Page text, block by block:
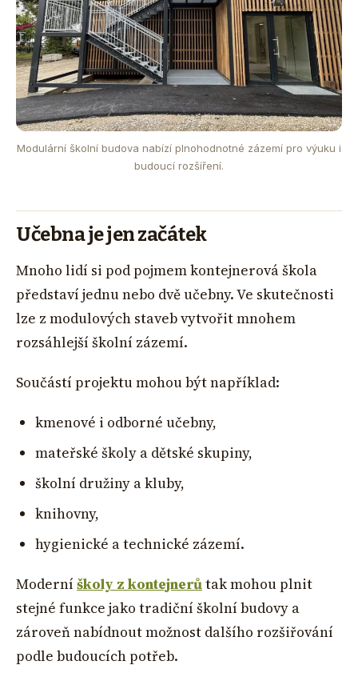
Modulární školní budova nabízí plnohodnotné zázemí pro výuku i
budoucí rozšíření.
Učebna je jen začátek
Mnoho lidí si pod pojmem kontejnerová škola
představí jednu nebo dvě učebny. Ve skutečnosti
lze z modulových staveb vytvořit mnohem
rozsáhlejší školní zázemí.
Součástí projektu mohou být například:
kmenové i odborné učebny,
mateřské školy a dětské skupiny,
školní družiny a kluby,
knihovny,
hygienické a technické zázemí.
Moderní školy z kontejnerůtak mohou plnit
stejné funkce jako tradiční školní budovy a
zároveň nabídnout možnost dalšího rozšiřování
podle budoucích potřeb.